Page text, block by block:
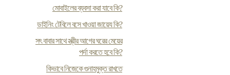
মোবাইলের ব্যবসা করা যাবে কি?
ডাইনিং টেবিলে বসে খাওয়া জায়েয কি?
সৎ বাবার সাথে স্ত্রীর আগের ঘরের মেয়ের
পর্দা করতে হবে কি?
কিভাবে নিজেকে গুনাহমুক্ত রাখতে